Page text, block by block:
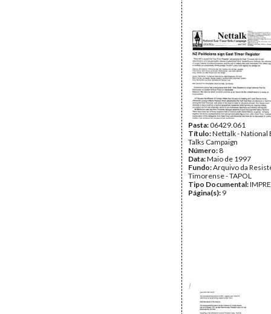
Pasta:06429.061
Título:Nettalk - National
Talks Campaign
Número: 8
Data:Maio de 1997
Fundo:Arquivo da
Timorense - TAPOL
Tipo Documental:
Página(s): 9